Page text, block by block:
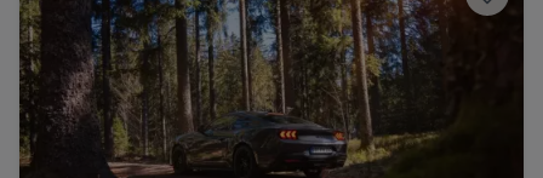
Porsche Lamborghini Ferrari
McLaren Ford Jaguar
Wann
Zeitraum wählen